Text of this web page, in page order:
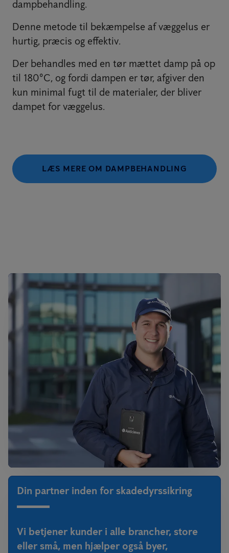
dampbehandling.
Denne metode til bekæmpelse af væggelus er
hurtig, præcis og effektiv.
Der behandles med en tør mættet damp på op
til 180°C, og fordi dampen er tør, afgiver den
kun minimal fugt til de materialer, der bliver
dampet for væggelus.
LÆS MERE OM DAMPBEHANDLING
Din partner inden for skadedyrssikring
Vi betjener kunder i alle brancher, store
eller små, men hjælper også byer,